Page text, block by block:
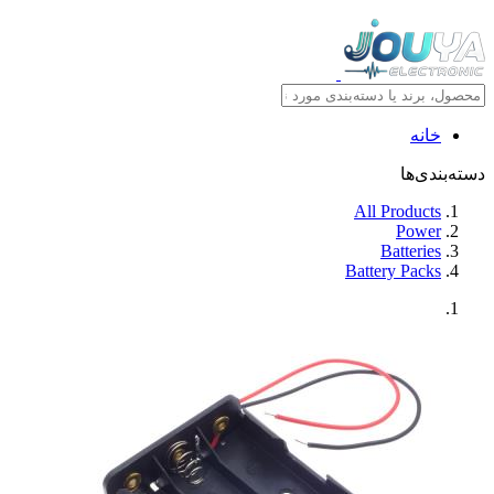
خانه
دسته‌بندی‌ها
All Products
Power
Batteries
Battery Packs